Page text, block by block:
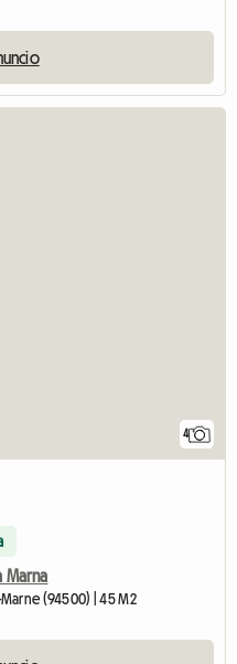
4
Marna
(94500) | 45 M2